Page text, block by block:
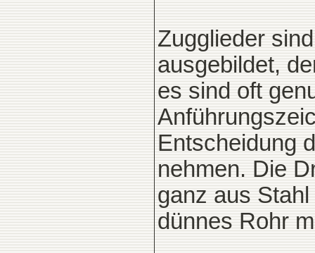
Zugglieder
ausgebildet,
es sind oft
Entscheidung
nehmen. Die
ganz aus
dünnes Rohr